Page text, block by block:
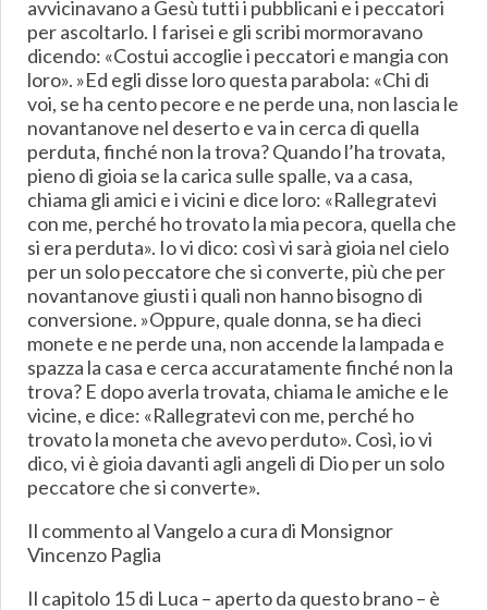
avvicinavano a Gesù tutti i pubblicani e i peccatori
per ascoltarlo. I farisei e gli scribi mormoravano
dicendo: «Costui accoglie i peccatori e mangia con
loro». »Ed egli disse loro questa parabola: «Chi di
voi, se ha cento pecore e ne perde una, non lascia le
novantanove nel deserto e va in cerca di quella
perduta, finché non la trova? Quando l’ha trovata,
pieno di gioia se la carica sulle spalle, va a casa,
chiama gli amici e i vicini e dice loro: «Rallegratevi
con me, perché ho trovato la mia pecora, quella che
si era perduta». Io vi dico: così vi sarà gioia nel cielo
per un solo peccatore che si converte, più che per
novantanove giusti i quali non hanno bisogno di
conversione. »Oppure, quale donna, se ha dieci
monete e ne perde una, non accende la lampada e
spazza la casa e cerca accuratamente finché non la
trova? E dopo averla trovata, chiama le amiche e le
vicine, e dice: «Rallegratevi con me, perché ho
trovato la moneta che avevo perduto». Così, io vi
dico, vi è gioia davanti agli angeli di Dio per un solo
peccatore che si converte».
Il commento al Vangelo a cura di Monsignor
Vincenzo Paglia
Il capitolo 15 di Luca – aperto da questo brano – è